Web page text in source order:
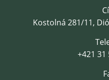
Kostolná 281/11,
+421 31